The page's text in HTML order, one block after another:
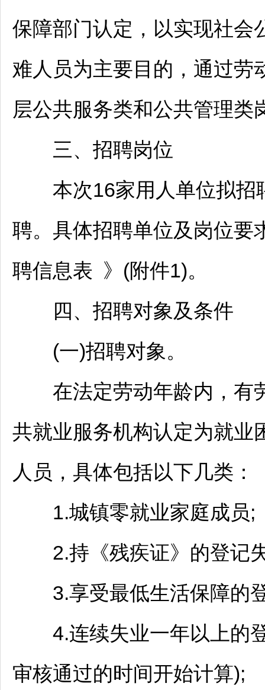
保障部门认定，以实现社会
难人员为主要目的，通过劳
层公共服务类和公共管理类
三、 招聘岗位
本次16家用人单位拟招
聘。具体招聘单位及岗位要
聘信息表 》(附件1)。
四、 招聘对象及条件
(一)招聘对象。
在法定劳动年龄内，有
共就业服务机构认定为就业
人员，具体包括以下几类：
1.城镇零就业家庭成员;
2.持《残疾证》的登记
3.享受最低生活保障的
4.连续失业一年以上的登
审核通过的时间开始计算);